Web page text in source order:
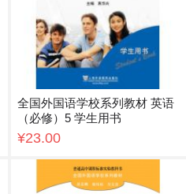
全国外国语学校系列教材 英语
（必修）5 学生用书
¥23.00